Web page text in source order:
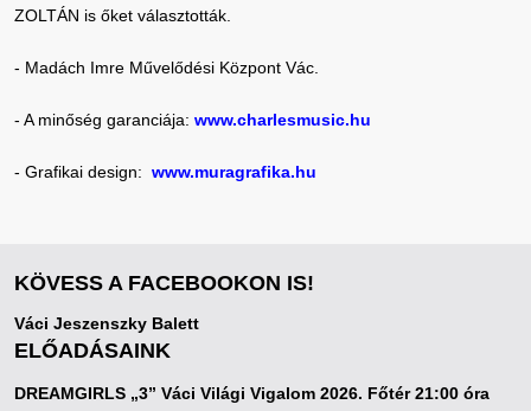
ZOLTÁN is őket választották.
- Madách Imre Művelődési Központ Vác.
- A minőség garanciája: www.charlesmusic.hu
- Grafikai design: www.muragrafika.hu
KÖVESS A FACEBOOKON IS!
Váci Jeszenszky Balett
ELŐADÁSAINK
DREAMGIRLS „3” Váci Világi Vigalom 2026. Főtér 21:00 óra